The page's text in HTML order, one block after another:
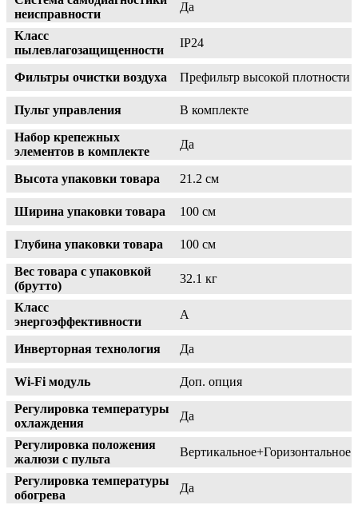
неисправности
Да
Класс
пылевлагозащищенности
IP24
Фильтры очистки воздуха Префильтр высокой плотности
Пульт управления
В комплекте
Набор крепежных
элементов в комплекте
Да
Высота упаковки товара 21.2 см
Ширина упаковки товара 100 см
Глубина упаковки товара
100 см
Вес товара с упаковкой
(брутто)
32.1 кг
Класс
энергоэффективности
A
Инверторная технология Да
Wi-Fi модуль
Доп. опция
Регулировка температуры
охлаждения
Да
Регулировка положения
жалюзи с пульта
Вертикальное+Горизонтальное
Регулировка температуры
обогрева
Да